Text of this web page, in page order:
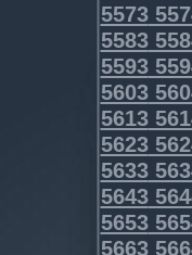
5573
5583
5593
5603
5613
5623
5633
5643
5653
5663